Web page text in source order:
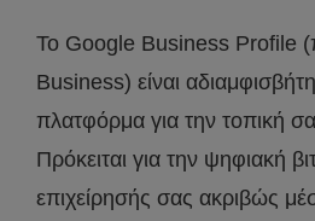
Το Google Business Profile
Business) είναι
πλατφόρμα για την τοπική
Πρόκειται για την ψηφιακή
επιχείρησής σας ακριβώς